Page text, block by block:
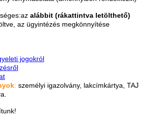
alábbit (rákattintva letölthető)
az ügyintézés megkönnyítése
jogokról
: személyi igazolvány, lakcímkártya, TAJ